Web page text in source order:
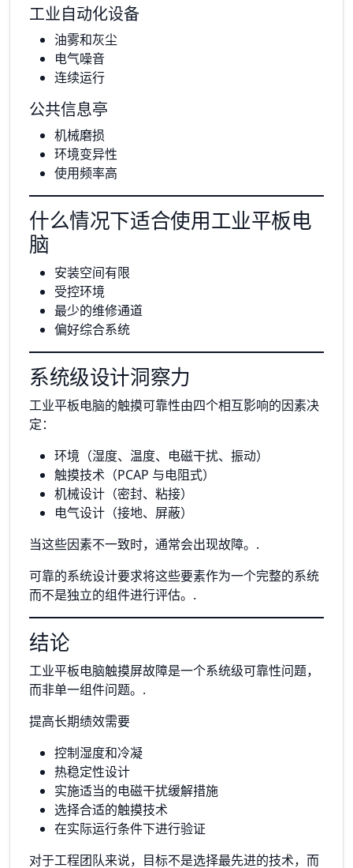
工业自动化设备
油雾和灰尘
电气噪音
连续运行
公共信息亭
机械磨损
环境变异性
使用频率高
什么情况下适合使用工业平板电
脑
安装空间有限
受控环境
最少的维修通道
偏好综合系统
系统级设计洞察力
工业平板电脑的触摸可靠性由四个相互影响的因素决
定：
环境（湿度、温度、电磁干扰、振动）
触摸技术（PCAP 与电阻式）
机械设计（密封、粘接）
电气设计（接地、屏蔽）
当这些因素不一致时，通常会出现故障。.
可靠的系统设计要求将这些要素作为一个完整的系统
而不是独立的组件进行评估。.
结论
工业平板电脑触摸屏故障是一个系统级可靠性问题，
而非单一组件问题。.
提高长期绩效需要
控制湿度和冷凝
热稳定性设计
实施适当的电磁干扰缓解措施
选择合适的触摸技术
在实际运行条件下进行验证
对于工程团队来说，目标不是选择最先进的技术，而